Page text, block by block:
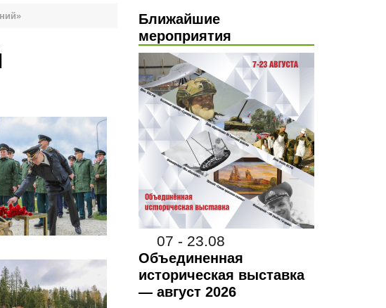
Ближайшие
мероприятия
07 - 23.08
Объединенная
историческая выставка
— август 2026